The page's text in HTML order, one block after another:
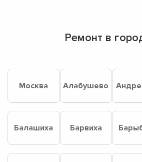
Ремонт в
Москва Алабушево
Балашиха Барвиха